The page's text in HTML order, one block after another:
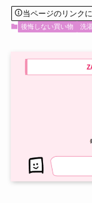
当ページのリンク
後悔しない買い物 洗